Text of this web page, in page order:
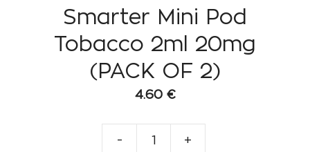
Smarter Mini Pod
Tobacco 2ml 20mg
(PACK OF 2)
4.60 €
- +